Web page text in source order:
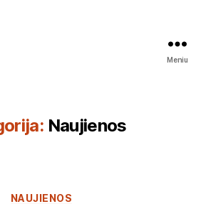
Meniu
Naujienos
Kategorijos
NAUJIENOS